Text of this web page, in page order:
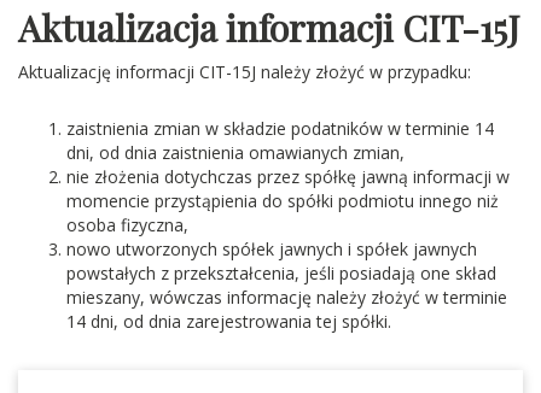
Aktualizacja informacji CIT-15J
Aktualizację informacji CIT-15J należy złożyć w przypadku:
zaistnienia zmian w składzie podatników w terminie 14
dni, od dnia zaistnienia omawianych zmian,
nie złożenia dotychczas przez spółkę jawną informacji w
momencie przystąpienia do spółki podmiotu innego niż
osoba fizyczna,
nowo utworzonych spółek jawnych i spółek jawnych
powstałych z przekształcenia, jeśli posiadają one skład
mieszany, wówczas informację należy złożyć w terminie
14 dni, od dnia zarejestrowania tej spółki.